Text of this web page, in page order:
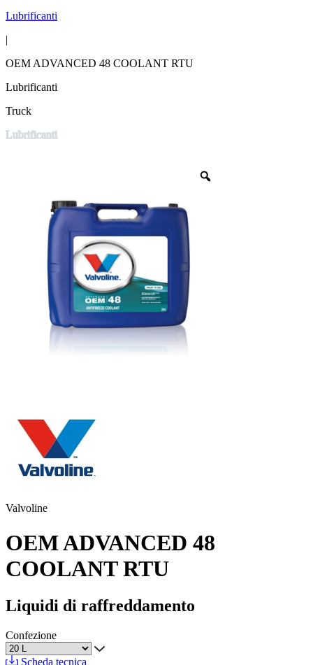
Lubrificanti
|
OEM ADVANCED 48 COOLANT RTU
Lubrificanti
Truck
Lubrificanti
Valvoline
OEM ADVANCED 48
COOLANT RTU
Liquidi di raffreddamento
Confezione
Scheda tecnica